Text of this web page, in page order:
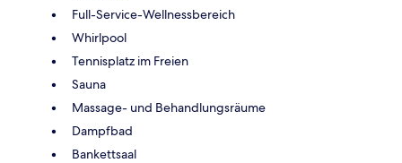
Full-Service-Wellnessbereich
Whirlpool
Tennisplatz im Freien
Sauna
Massage- und Behandlungsräume
Dampfbad
Bankettsaal